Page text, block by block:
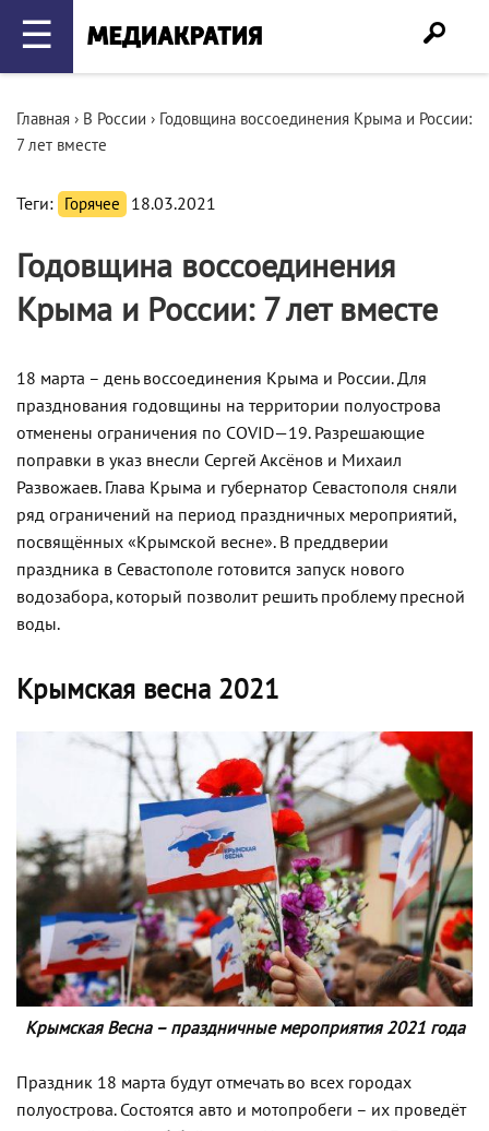
☰
Главная › В России › Годовщина воссоединения Крыма и России:
7 лет вместе
Теги: Горячее 18.03.2021
Годовщина воссоединения
Крыма и России: 7 лет вместе
18 марта – день воссоединения Крыма и России.Для
празднования годовщины на территории полуострова
отменены ограничения по COVID—19. Разрешающие
поправки в указ внесли Сергей Аксёнов и Михаил
Развожаев. Глава Крыма и губернатор Севастополя сняли
ряд ограничений на период праздничных мероприятий,
посвящённых «Крымской весне». В преддверии
праздника в Севастополе готовится запуск нового
водозабора, который позволит решить проблему пресной
воды.
Крымская весна 2021
Крымская Весна – праздничные мероприятия 2021 года
Праздник 18 марта будут отмечать во всех городах
полуострова. Состоятся авто и мотопробеги – их проведёт